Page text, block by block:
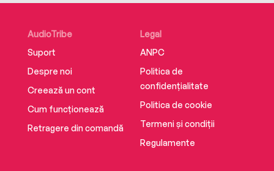
AudioTribe
Suport
Despre noi
Creează un cont
Cum funcționează
Retragere din comandă
Legal
ANPC
Politica de
confidențialitate
Politica de cookie
Termeni și condiții
Regulamente